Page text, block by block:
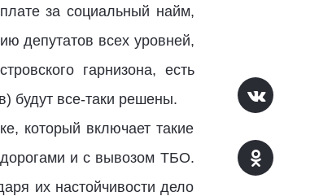
за социальный найм,
депутатов всех уровней,
гарнизона, есть
будут все-таки решены.
который включает такие
и с вывозом ТБО.
их настойчивости дело